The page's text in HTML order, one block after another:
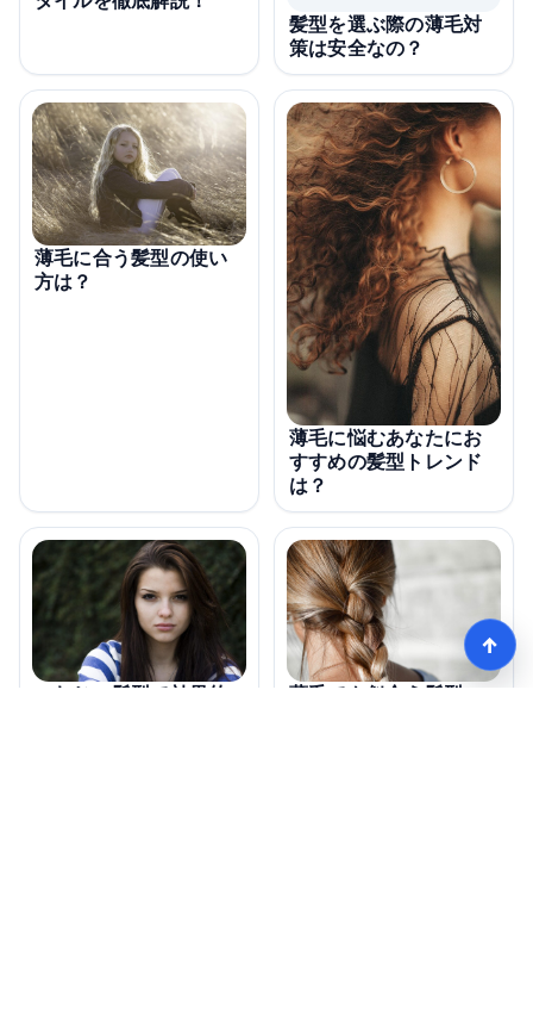
髪型を選ぶ際の薄毛対
策は安全なの？
薄毛に合う髪型の使い
方は？
薄毛に悩むあなたにお
すすめの髪型トレンド
は？
つむじの髪型で効果的
薄毛でも似合う髪型の
↑